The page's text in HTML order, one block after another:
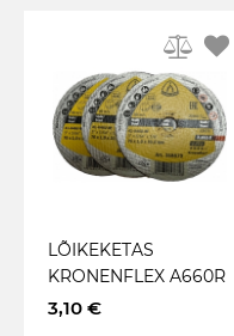
LÕIKEKETAS
KRONENFLEX A660R
76X1X10MM TERAS /
3,10 €